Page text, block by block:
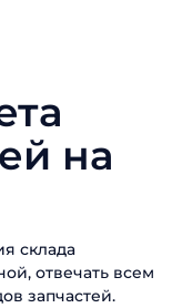
на
склада
отвечать всем
запчастей.